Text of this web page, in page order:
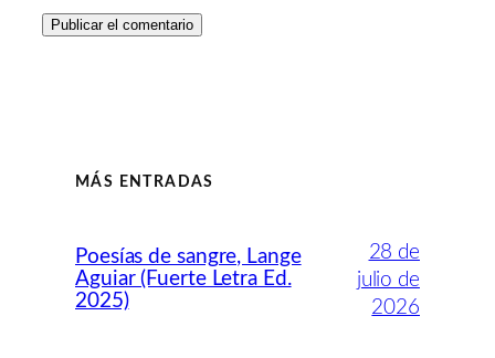
MÁS ENTRADAS
Poesías de sangre, Lange
Aguiar (Fuerte Letra Ed.
2025)
28 de
julio de
2026